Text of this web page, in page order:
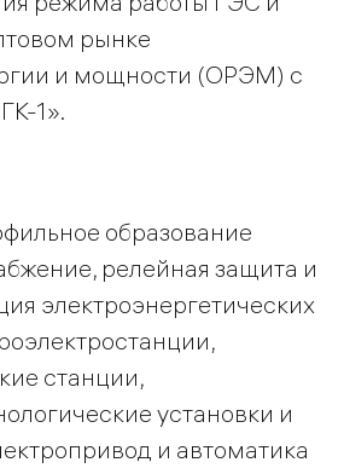
рынке
и мощности (ОРЭМ) с
1».
образование
релейная защита и
электроэнергетических
станции,
установки и
и автоматика